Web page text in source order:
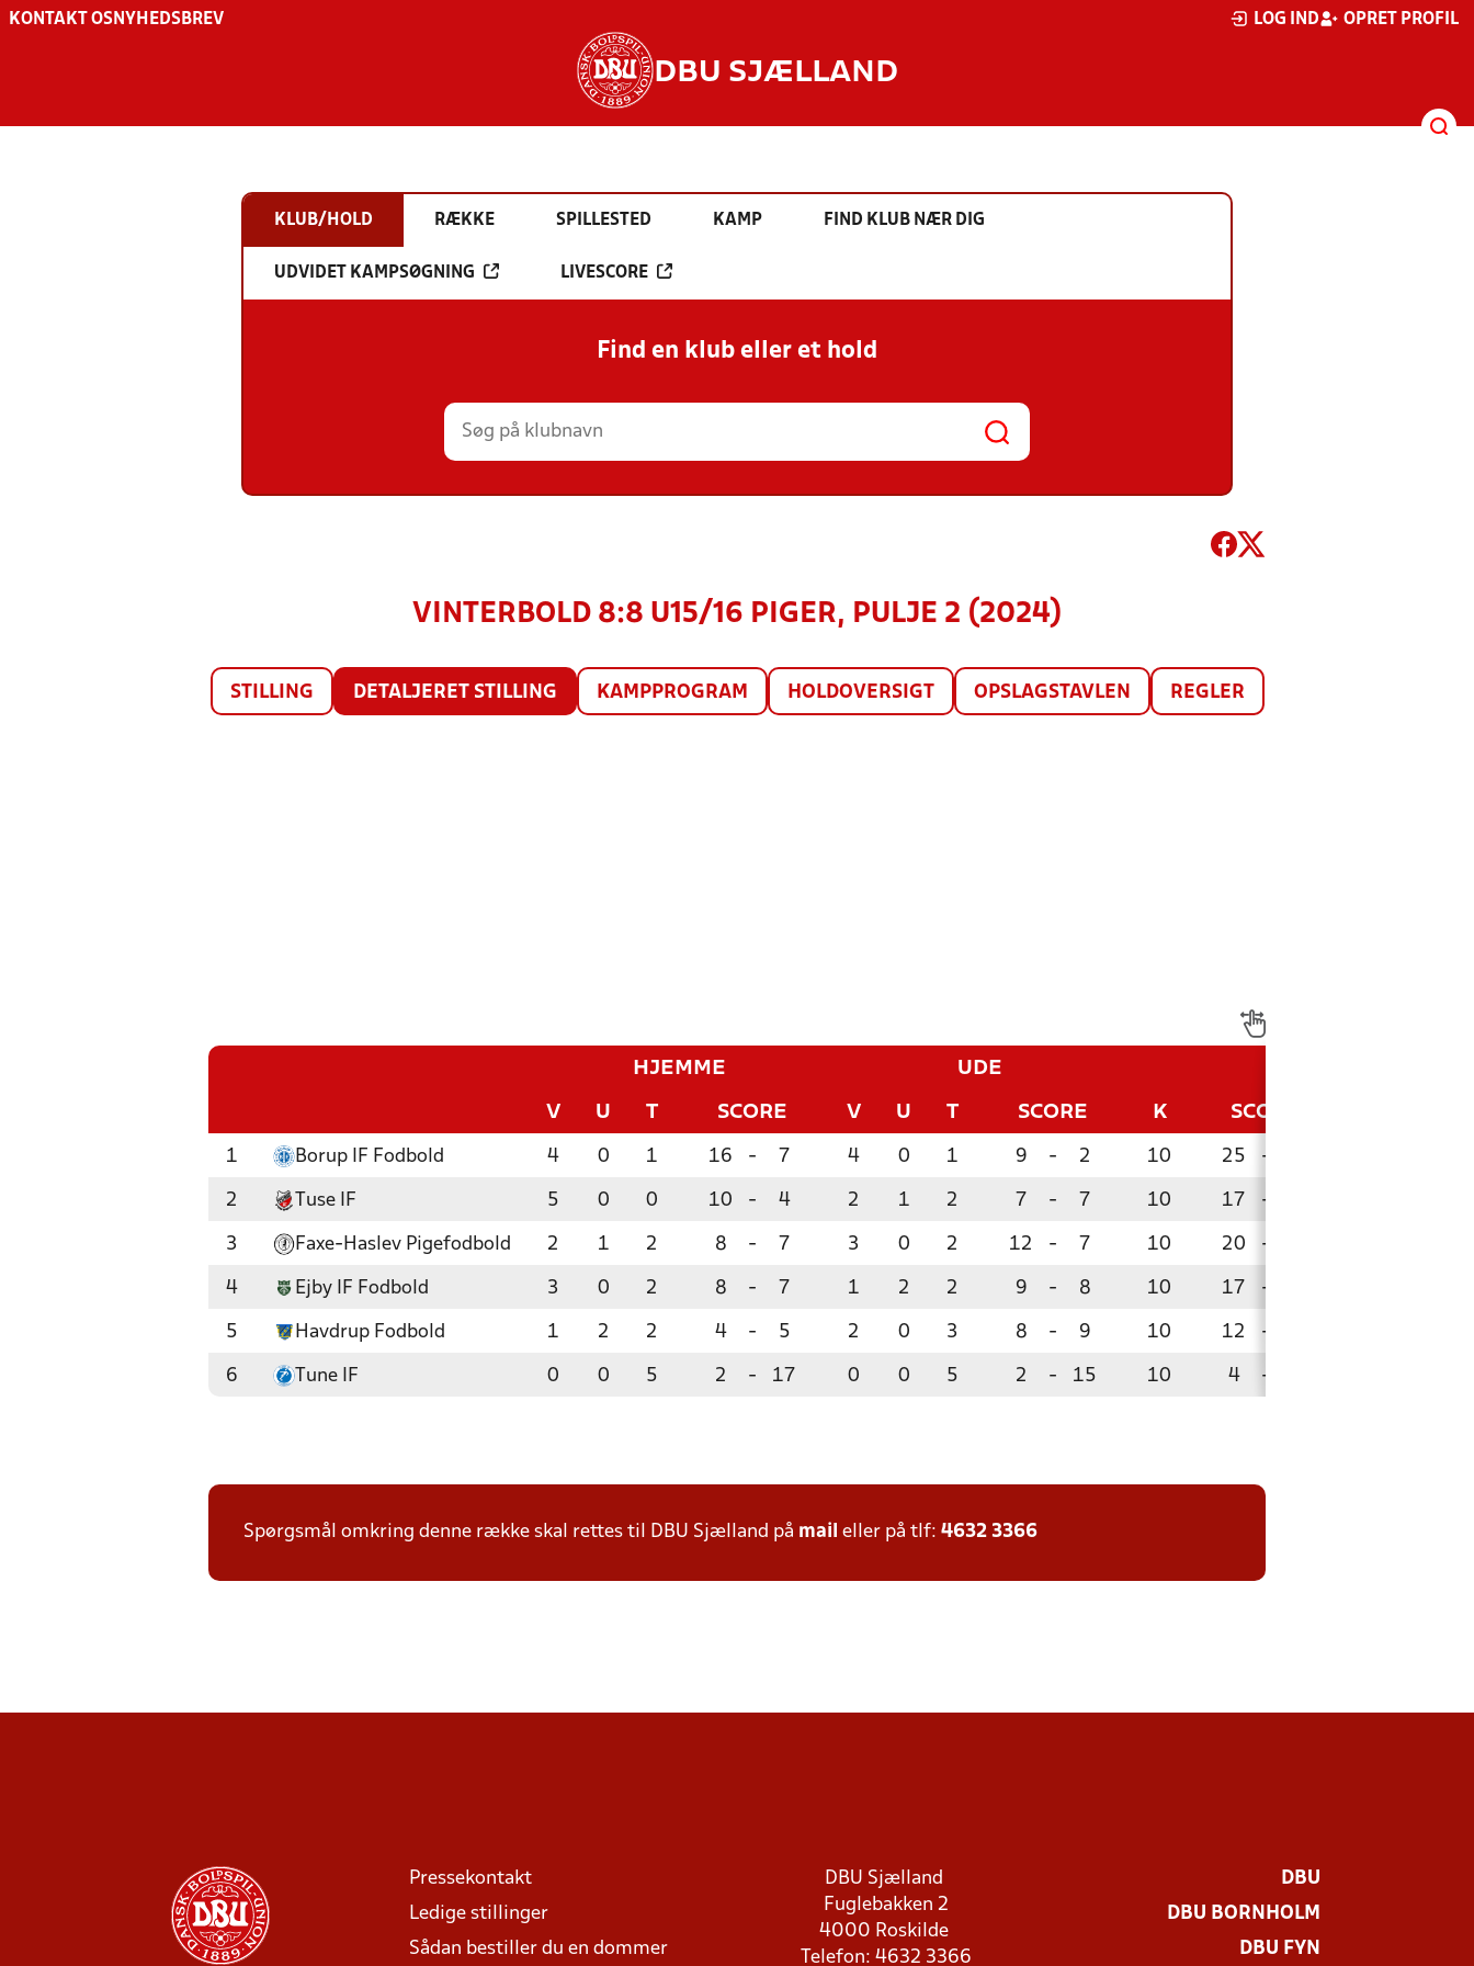
KONTAKT OS NYHEDSBREV LOG IND OPRET PROFIL
DBU SJÆLLAND
KLUB/HOLD RÆKKE SPILLESTED KAMP FIND KLUB NÆR DIG
UDVIDET KAMPSØGNING LIVESCORE
Find en klub eller et hold
VINTERBOLD 8:8 U15/16 PIGER, PULJE 2 (2024)
STILLING DETALJERET STILLING KAMPPROGRAM HOLDOVERSIGT OPSLAGSTAVLEN REGLER
HJEMME UDE
V U T SCORE V U T SCORE K SCORE
1 Borup IF Fodbold 4 0 1 16 - 7 4 0 1 9 - 2 10 25 -
2 Tuse IF 5 0 0 10 - 4 2 1 2 7 - 7 10 17 -
3 Faxe-Haslev Pigefodbold 2 1 2 8 - 7 3 0 2 12 - 7 10 20 -
4 Ejby IF Fodbold 3 0 2 8 - 7 1 2 2 9 - 8 10 17 -
5 Havdrup Fodbold 1 2 2 4 - 5 2 0 3 8 - 9 10 12 -
6 Tune IF 0 0 5 2 - 17 0 0 5 2 - 15 10 4 -
Spørgsmål omkring denne række skal rettes til DBU Sjælland på mail eller på tlf: 4632 3366
Pressekontakt
Ledige stillinger
Sådan bestiller du en dommer
DBU Sjælland
Fuglebakken 2
4000 Roskilde
Telefon: 4632 3366
DBU
DBU BORNHOLM
DBU FYN